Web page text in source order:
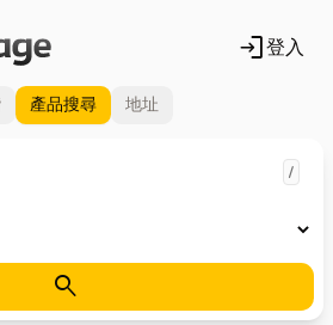
login登入
產品搜尋 地址
/
search